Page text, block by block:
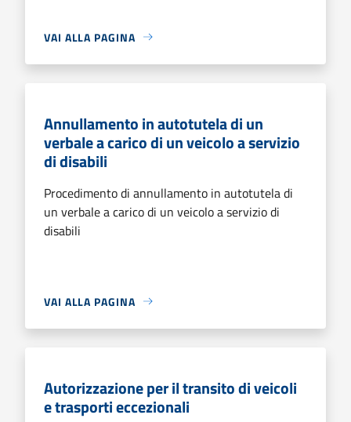
VAI ALLA PAGINA
Annullamento in autotutela di un
verbale a carico di un veicolo a servizio
di disabili
Procedimento di annullamento in autotutela di
un verbale a carico di un veicolo a servizio di
disabili
VAI ALLA PAGINA
Autorizzazione per il transito di veicoli
e trasporti eccezionali